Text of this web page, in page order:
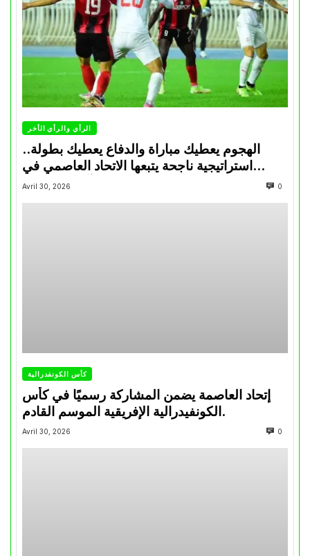
الرأي والرأي الأخر
الهجوم يعطيك مباراة والدفاع يعطيك بطولة..
استراتيجية ناجحة يتبعها الاتحاد العاصمي في
تتويجاته آخر السنوات
Avril 30, 2026 0
كأس الكونفدرالية
إتحاد العاصمة يضمن المشاركة رسميًا في كأس
الكونفيدرالية الإفريقية الموسم القادم.
Avril 30, 2026 0